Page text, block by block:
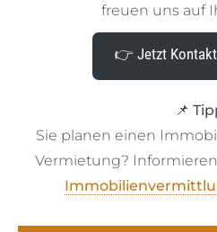
freuen uns auf
👉 Jetzt
📌
Sie planen einen
Vermietung?